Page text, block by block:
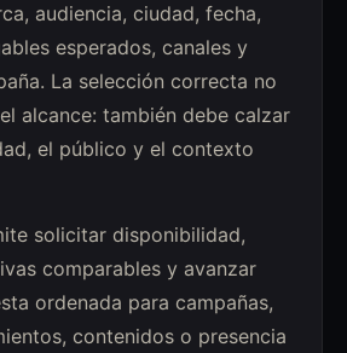
audiencia, ciudad, fecha,
esperados, canales y
La selección correcta no
alcance: también debe calzar
el público y el contexto
solicitar disponibilidad,
comparables y avanzar
ordenada para campañas,
contenidos o presencia